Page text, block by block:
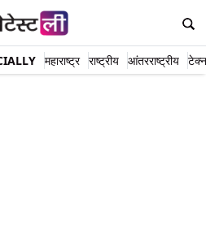
महाराष्ट्र राष्ट्रीय आंतरराष्ट्रीय